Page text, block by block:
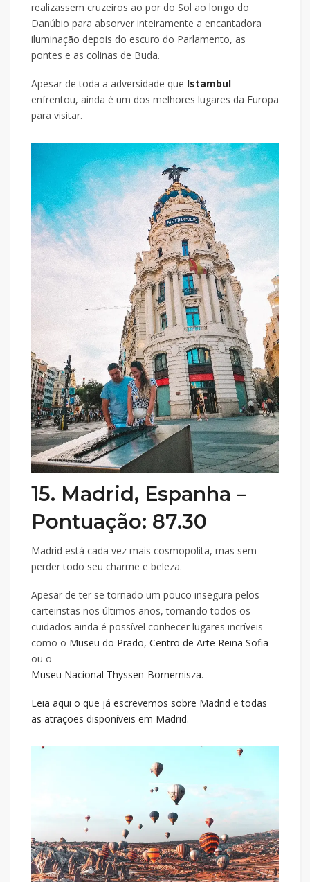
realizassem cruzeiros ao por do Sol ao longo do
Danúbio para absorver inteiramente a encantadora
iluminação depois do escuro do Parlamento, as
pontes e as colinas de Buda.
Apesar de toda a adversidade que Istambul
enfrentou, ainda é um dos melhores lugares da Europa
para visitar.
15. Madrid, Espanha –
Pontuação: 87.30
Madrid está cada vez mais cosmopolita, mas sem
perder todo seu charme e beleza.
Apesar de ter se tornado um pouco insegura pelos
carteiristas nos últimos anos, tomando todos os
cuidados ainda é possível conhecer lugares incríveis
como o Museu do Prado, Centro de Arte Reina Sofia
ou o
Museu Nacional Thyssen-Bornemisza.
Leia aqui o que já escrevemos sobre Madrid etodas
as atrações disponíveis em Madrid.